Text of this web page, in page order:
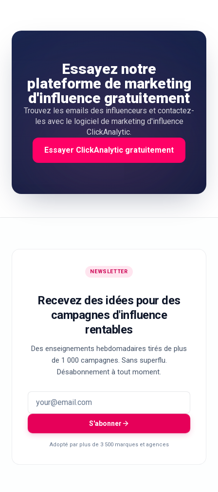
Essayez notre
plateforme de marketing
d'influence gratuitement
Trouvez les emails des influenceurs et contactez-
les avec le logiciel de marketing d'influence
ClickAnalytic.
Essayer ClickAnalytic gratuitement
NEWSLETTER
Recevez des idées pour des
campagnes d'influence
rentables
Des enseignements hebdomadaires tirés de plus
de 1 000 campagnes. Sans superflu.
Désabonnement à tout moment.
S'abonner
Adopté par plus de 3 500 marques et agences